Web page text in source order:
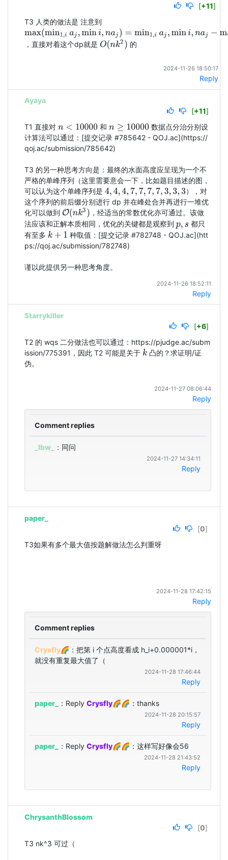
[+11]
T3 人类的做法是 注意到
max(min1,ia ,mini ,naj)=min1,iaj mini,naj− max( ai)
，直接对着这个dp就是 O(nk2) 的
2024-11-26 18:50:17
Reply
Ayaya
[+11]
T1 直接对 n< 10000 和 n≥10000
数据点分治分别设
计算法可以通过：[提交记录 #785642 - QOJ.ac](https://
qoj.ac/submission/785642)
T3 的另一种思考方向是：最终的水面高度应呈现为一个不
严格的单峰序列（这里需要意会一下，比如题目描述的图，
可以认为这个单峰序列是 4,4,4,7, 7,7 ,7,3,3 ,3
），对
这个序列的前后缀分别进行 dp 并在峰处合并再进行一堆优
化可以做到 O(nk3)
，经适当的常数优化亦可通过。该做
法应该和正解本质相同，优化的关键都是观察到 p,s 都只
有至多 k+1
种取值：[提交记录 #782748 - QOJ.ac](htt
ps://qoj.ac/submission/782748)
谨以此提供另一种思考角度。
2024-11-26 18:52:11
Reply
Starrykiller
[+6]
T2 的 wqs 二分做法也可以通过：https://pjudge.ac/subm
ission/775391，因此 T2 可能是关于 k 凸的？求证明/证
伪。
2024-11-27 08:06:44
Reply
Comment replies
_lbw_ ：同问
2024-11-27 14:34:11
Reply
paper_
[0]
T3如果有多个最大值按题解做法怎么判重呀
2024-11-28 17:42:15
Reply
Comment replies
Crysfly🌈 ：把第 i 个点高度看成 h_i+0.000001*i，
就没有重复最大值了（
2024-11-28 17:46:44
Reply
paper_ ：Reply Crysfly🌈🌈：thanks
2024-11-28 20:15:57
Reply
paper_ ：Reply Crysfly🌈🌈：这样写好像会56
2024-11-28 21:43:52
Reply
ChrysanthBlossom
[0]
T3 nk^3 可过（